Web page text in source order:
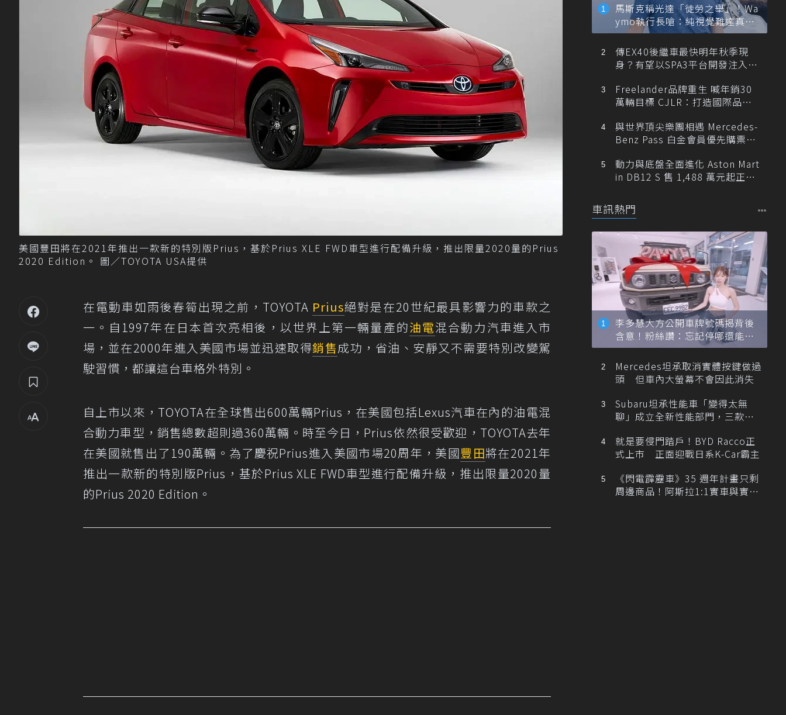
美國豐田將在2021年推出一款新的特別版Prius，基於Prius XLE FWD車型進行配備升級，推出限量2020量的Prius
2020 Edition。 圖／TOYOTA USA提供
在電動車如雨後春筍出現之前，TOYOTA Prius絕對是在20世紀最具影響力的車款之
一。自1997年在日本首次亮相後，以世界上第一輛量產的油電混合動力汽車進入市
場，並在2000年進入美國市場並迅速取得銷售成功，省油、安靜又不需要特別改變駕
駛習慣，都讓這台車格外特別。
自上市以來，TOYOTA在全球售出600萬輛Prius，在美國包括Lexus汽車在內的油電混
合動力車型，銷售總數超則過360萬輛。時至今日，Prius依然很受歡迎，TOYOTA去年
在美國就售出了190萬輛。為了慶祝Prius進入美國市場20周年，美國豐田將在2021年
推出一款新的特別版Prius，基於Prius XLE FWD車型進行配備升級，推出限量2020量
的Prius 2020 Edition。
馬斯克稱光達「徒勞之舉」！Wa
ymo執行長嗆：純視覺難達真正
自動駕駛
傳EX40後繼車最快明年秋季現
身？有望以SPA3平台開發注入80
Freelander品牌重生 喊年銷30
萬輛目標 CJLR：打造國際品牌
與世界頂尖樂團相遇 Mercedes-
Benz Pass 白金會員優先購票維
動力與底盤全面進化 Aston Mart
in DB12 S 售 1,488 萬元起正式
車訊熱門
李多慧大方公開車牌號碼揭背後
含意！粉絲讚：忘記停哪還能幫
忙找車
Mercedes坦承取消實體按鍵做過
頭 但車內大螢幕不會因此消失
Subaru坦承性能車「變得太無
聊」成立全新性能部門，三款手
就是要侵門踏戶！BYD Racco正
式上市 正面迎戰日系K-Car霸主
《閃電霹靂車》35 週年計畫只剩
周邊商品！阿斯拉1:1實車與實體